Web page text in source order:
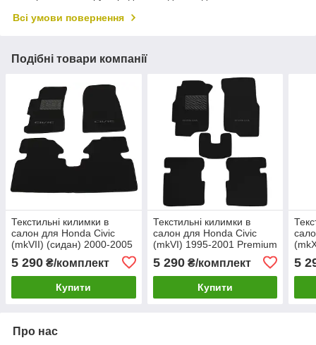
Всі умови повернення
Подібні товари компанії
Текстильні килимки в
салон для Honda Civic
(mkVII) (сидан) 2000-2005
5 290 ₴/комплект
Купити
Текстильні килимки в
салон для Honda Civic
(mkVI) 1995-2001 Premium
5 290₴/комплект
Купити
5
Про нас